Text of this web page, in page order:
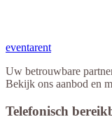
eventarent
Uw betrouwbare
Bekijk ons aanbod en
Telefonisch